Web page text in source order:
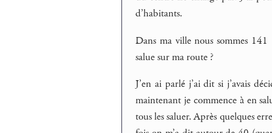
d’habitants.
Dans ma ville nous sommes
salue sur ma route ?
J’en ai parlé j’ai dit si j’avais
maintenant je commence à en
tous les saluer. Après quelques